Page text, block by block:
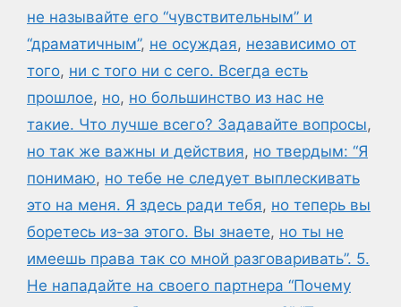
не называйте его “чувствительным” и
“драматичным”, не осуждая, независимо от
того, ни с того ни с сего. Всегда есть
прошлое, но, но большинство из нас не
такие. Что лучше всего? Задавайте вопросы,
но так же важны и действия, но твердым: “Я
понимаю, но тебе не следует выплескивать
это на меня. Я здесь ради тебя, но теперь вы
боретесь из-за этого. Вы знаете, но ты не
имеешь права так со мной разговаривать”. 5.
Не нападайте на своего партнера “Почему